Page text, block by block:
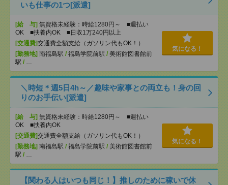
いも仕事の1つ[派遣]
[給 与] 無資格未経験：時給1280円～ ■週払い
OK ■扶養内OK ■日収1万240円以上
[交通費]交通費全額支給（ガソリン代もOK！）
[勤務地] 南福島駅 / 福島学院前駅 / 美術館図書館前
駅 / …
気になる！
＼時短＊週5日4h～／趣味や家事との両立も！身の回
りのお手伝い[派遣]
[給 与] 無資格未経験：時給1280円～ ■週払い
OK ■扶養内OK
[交通費]交通費全額支給（ガソリン代もOK！）
[勤務地] 南福島駅 / 福島学院前駅 / 美術館図書館前
駅 / …
気になる！
【関わる人はいつも同じ！】推しのために稼いで休